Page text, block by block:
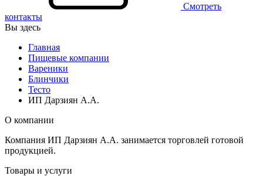
Смотреть
контакты
Вы здесь
Главная
Пищевые компании
Вареники
Блинчики
Тесто
ИП Дарзиян А.А.
О компании
Компания ИП Дарзиян А.А. занимается торговлей готовой
продукцией.
Товары и услуги